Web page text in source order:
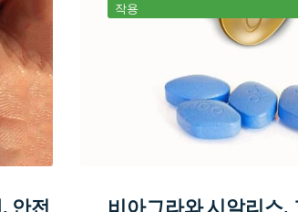
안전
작용
비아그라와 시알리스,